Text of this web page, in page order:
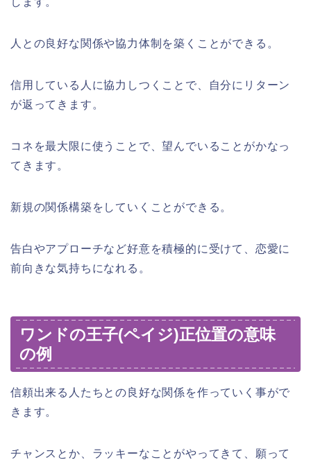
人との良好な関係や協力体制を築くことができる。
信用している人に協力しつくことで、自分にリターン
が返ってきます。
コネを最大限に使うことで、望んでいることがかなっ
てきます。
新規の関係構築をしていくことができる。
告白やアプローチなど好意を積極的に受けて、恋愛に
前向きな気持ちになれる。
ワンドの王子(ペイジ)正位置の意味
の例
信頼出来る人たちとの良好な関係を作っていく事がで
きます。
チャンスとか、ラッキーなことがやってきて、願って